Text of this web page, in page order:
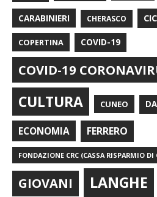
CARABINIERI CHERASCO
COPERTINA COVID-19
COVID-19
CULTURA CUNEO
ECONOMIA FERRERO
FONDAZIONE CRC (CASSA RISPARMIO DI
GIOVANI LANGHE